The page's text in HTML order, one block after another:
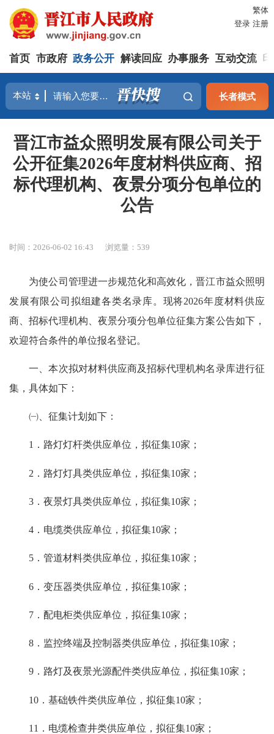
繁体
登录 注册
首页 市政府 政务公开 解读回应 办事服务 互动交流
长者模式
晋江市益众照明发展有限公司关于
公开征集2026年度材料供应商、招
标代理机构、夜景分项分包单位的
公告
时间：2026-06-02 16:43 浏览量：539
为使公司管理进一步规范化和高效化，晋江市益众照明
发展有限公司拟组建各类名录库。现将2026年度材料供应
商、招标代理机构、夜景分项分包单位征集方案公告如下，
欢迎符合条件的单位报名登记。
一、本次拟对材料供应商及招标代理机构名录库进行征
集，具体如下：
㈠、征集计划如下：
1．路灯灯杆类供应单位，拟征集10家；
2．路灯灯具类供应单位，拟征集10家；
3．夜景灯具类供应单位，拟征集10家；
4．电缆类供应单位，拟征集10家；
5．管道材料类供应单位，拟征集10家；
6．变压器类供应单位，拟征集10家；
7．配电柜类供应单位，拟征集10家；
8．监控终端及控制器类供应单位，拟征集10家；
9．路灯及夜景光源配件类供应单位，拟征集10家；
10．基础铁件类供应单位，拟征集10家；
11．电缆检查井类供应单位，拟征集10家；